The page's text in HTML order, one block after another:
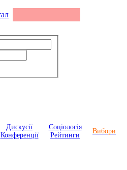
Дискусії
Конференції
Соціологія
Рейтинги
Вибори